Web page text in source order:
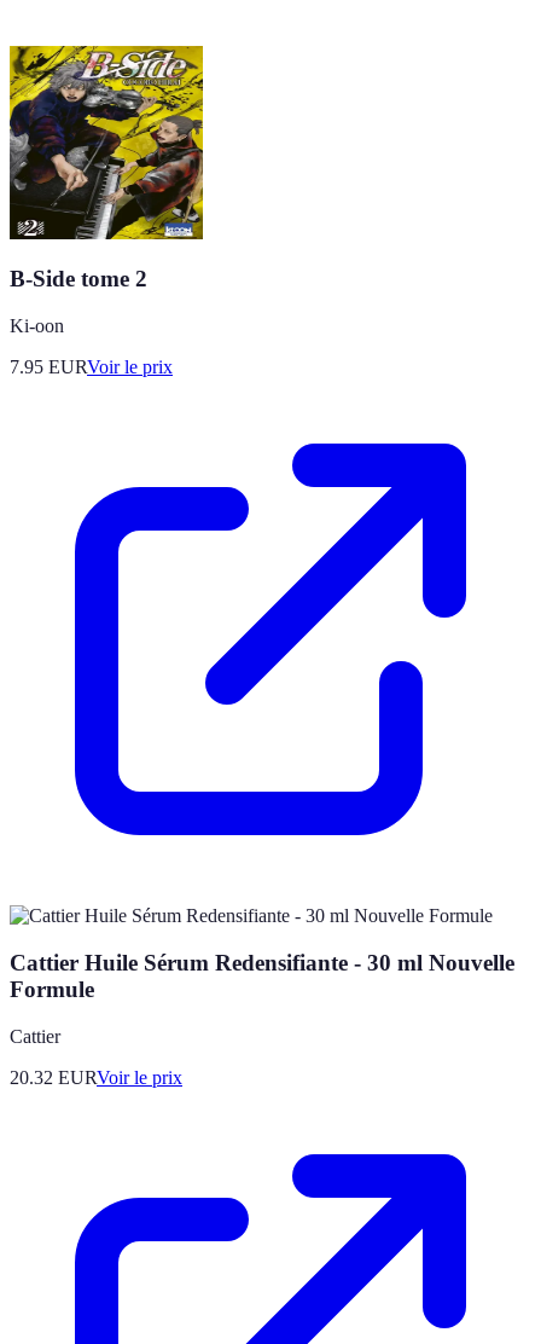
B-Side tome 2
Ki-oon
7.95 EURVoir le prix
Cattier Huile Sérum Redensifiante - 30 ml Nouvelle
Formule
Cattier
20.32 EURVoir le prix